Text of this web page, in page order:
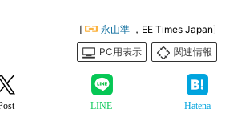
[ 永山準 ，EE Times Japan]
PC用表示
関連情報
LINE Hatena